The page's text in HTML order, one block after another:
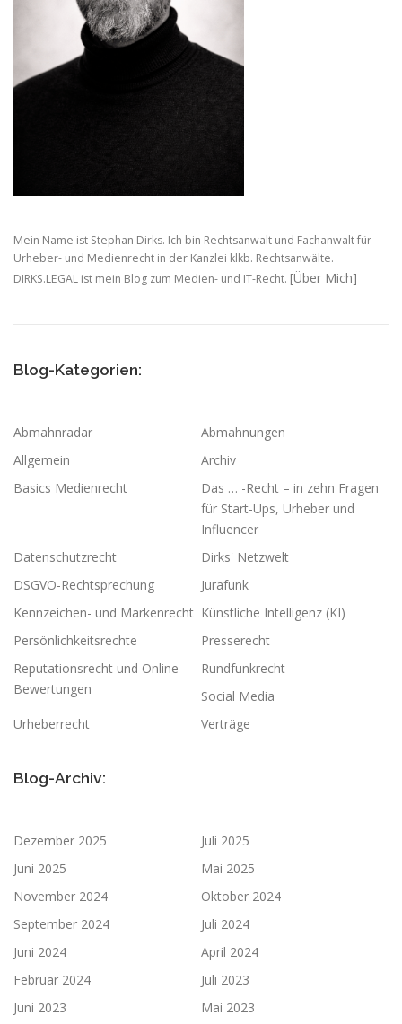
Mein Name ist Stephan Dirks. Ich bin Rechtsanwalt und Fachanwalt für
Urheber- und Medienrecht in der Kanzlei klkb. Rechtsanwälte.
DIRKS.LEGAL ist mein Blog zum Medien- und IT-Recht. [Über Mich]
Blog-Kategorien:
Abmahnradar
Abmahnungen
Allgemein
Archiv
Basics Medienrecht
Das … -Recht – in zehn Fragen
für Start-Ups, Urheber und
Influencer
Datenschutzrecht
Dirks' Netzwelt
DSGVO-Rechtsprechung
Jurafunk
Kennzeichen- und Markenrecht Künstliche Intelligenz (KI)
Persönlichkeitsrechte
Presserecht
Reputationsrecht und Online-
Bewertungen
Rundfunkrecht
Social Media
Urheberrecht
Verträge
Blog-Archiv:
Dezember 2025
Juli 2025
Juni 2025
Mai 2025
November 2024
Oktober 2024
September 2024
Juli 2024
Juni 2024
April 2024
Februar 2024
Juli 2023
Juni 2023
Mai 2023